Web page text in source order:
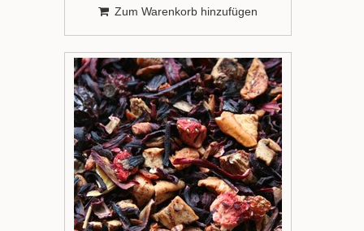
Zum Warenkorb hinzufügen